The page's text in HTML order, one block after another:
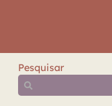
Pesquisar